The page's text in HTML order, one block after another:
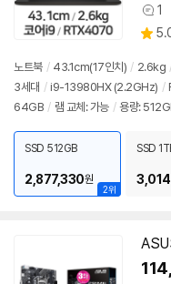
상
품
견
1
별
점
노트북 / 43.1cm(17인치) / 2.6kg
3세대 / i9-13980HX (2.2GHz) /
64GB / 램 교체: 가능 / 용량:
2위
SSD 512GB
2,877,330원
SSD